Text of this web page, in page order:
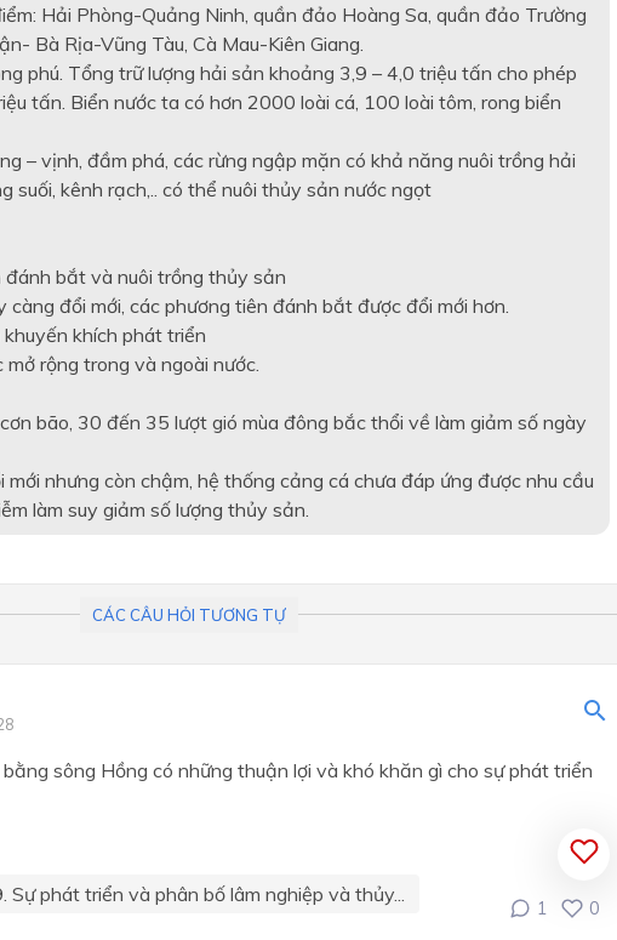
Hải Phòng-Quảng Ninh, quần đảo Hoàng Sa, quần đảo Trường
Bà Rịa-Vũng Tàu, Cà Mau-Kiên Giang.
phú. Tổng trữ lượng hải sản khoảng 3,9 – 4,0 triệu tấn cho phép
tấn. Biển nước ta có hơn 2000 loài cá, 100 loài tôm, rong biển
– vịnh, đầm phá, các rừng ngập mặn có khả năng nuôi trồng hải
suối, kênh rạch,.. có thể nuôi thủy sản nước ngọt
đánh bắt và nuôi trồng thủy sản
càng đổi mới, các phương tiên đánh bắt được đổi mới hơn.
khích phát triển
rộng trong và ngoài nước.
bão, 30 đến 35 lượt gió mùa đông bắc thổi về làm giảm số ngày
nhưng còn chậm, hệ thống cảng cá chưa đáp ứng được nhu cầu
làm suy giảm số lượng thủy sản.
CÁC CÂU HỎI TƯƠNG TỰ
sông Hồng có những thuận lợi và khó khăn gì cho sự phát triển
Sự phát triển và phân bố lâm nghiệp và thủy...
1 0